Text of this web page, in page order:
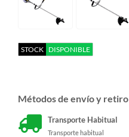
STOCK DISPONIBLE
Métodos de envío y retiro
Transporte Habitual
Transporte habitual